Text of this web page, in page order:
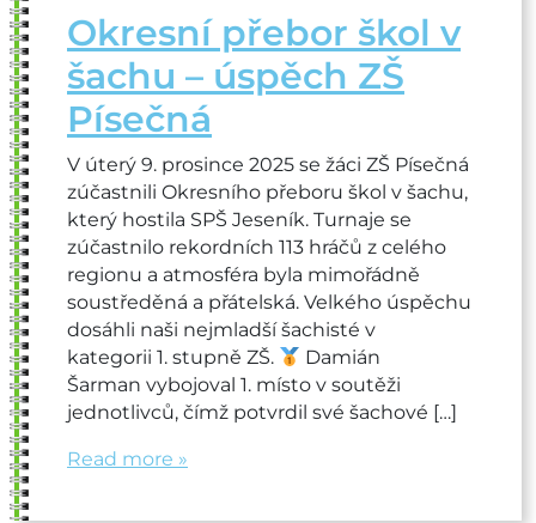
Okresní přebor škol v
šachu – úspěch ZŠ
Písečná
V úterý 9. prosince 2025 se žáci ZŠ Písečná
zúčastnili Okresního přeboru škol v šachu,
který hostila SPŠ Jeseník. Turnaje se
zúčastnilo rekordních 113 hráčů z celého
regionu a atmosféra byla mimořádně
soustředěná a přátelská. Velkého úspěchu
dosáhli naši nejmladší šachisté v
kategorii 1. stupně ZŠ.
Damián
Šarman vybojoval 1. místo v soutěži
jednotlivců, čímž potvrdil své šachové […]
Read more »